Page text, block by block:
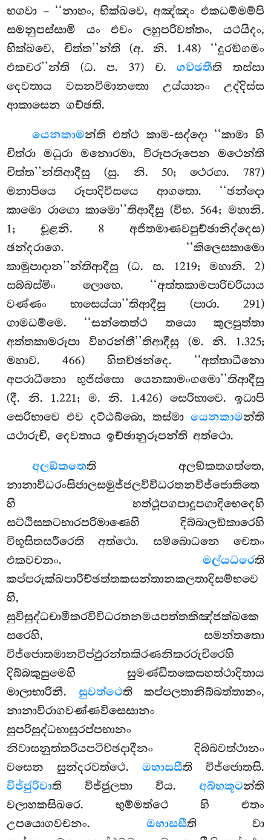
භගවා – ‘‘නාහං, භික්ඛවෙ, අඤ්ඤං එකධම්මම්පි
සමනුපස්සාමි යං එවං ලහුපරිවත්තං, යථයිදං,
භික්ඛවෙ, චිත්ත’’න්ති (අ. නි. 1.48) ‘‘දූරඞ්ගමං
එකචර’’න්ති (ධ. ප. 37) ච.ගච්ඡතීති තස්සා
දෙවතාය වසනවිමානතො උය්යානං උද්දිස්ස
ආකාසෙන ගච්ඡති.
යෙනකාමන්ති එත්ථ කාම-සද්දො ‘‘කාමා හි
චිත්රා මධුරා මනොරමා, විරූපරූපෙන මථෙන්ති
චිත්ත’’න්තිආදීසු (සු. නි. 50; ථෙරගා. 787)
මනාපියෙ රූපාදිවිසයෙ ආගතො. ‘‘ඡන්දො
කාමො රාගො කාමො’’තිආදීසු (විභ. 564; මහානි.
1; චූළනි. 8 අජිතමාණවපුච්ඡානිද්දෙස)
ඡන්දරාගෙ. ‘‘කිලෙසකාමො
කාමුපාදාන’’න්තිආදීසු (ධ. ස. 1219; මහානි. 2)
සබ්බස්මිං ලොභෙ. ‘‘අත්තකාමපාරිචරියාය
වණ්ණං භාසෙය්යා’’තිආදීසු (පාරා. 291)
ගාමධම්මෙ. ‘‘සන්තෙත්ථ තයො කුලපුත්තා
අත්තකාමරූපා විහරන්තී’’තිආදීසු (ම. නි. 1.325;
මහාව. 466) හිතච්ඡන්දෙ. ‘‘අත්තාධීනො
අපරාධීනො භුජිස්සො යෙනකාමංගමො’’තිආදීසු
(දී. නි. 1.221; ම. නි. 1.426) සෙරිභාවෙ. ඉධාපි
සෙරිභාවෙ එව දට්ඨබ්බො, තස්මා යෙනකාමන්ති
යථාරුචි, දෙවතාය ඉච්ඡානුරූපන්ති අත්ථො.
අලඞ්කතෙති අලඞ්කතගත්තෙ,
නානාවිධරංසිජාලසමුජ්ජලවිවිධරතනවිජ්ජොතිතෙ
හි හත්ථූපගපාදූපගාදිභෙදෙහි
සට්ඨිසකටභාරපරිමාණෙහි දිබ්බාලඞ්කාරෙහි
විභූසිතසරීරෙති අත්ථො. සම්බොධනෙ චෙතං
එකවචනං. මල්යධරෙති
කප්පරුක්ඛපාරිච්ඡත්තකසන්තානකලතාදිසම්භවෙ
හි,
සුවිසුද්ධචාමීකරවිවිධරතනමයපත්තකිඤ්ජක්ඛකෙ
සරෙහි, සමන්තතො
විජ්ජොතමානවිප්ඵුරන්තකිරණනිකරරුචිරෙහි
දිබ්බකුසුමෙහි සුමණ්ඩිතකෙසහත්ථාදිතාය
මාලාභාරිනී. සුවත්ථෙති කප්පලතානිබ්බත්තානං,
නානාවිරාගවණ්ණවිසෙසානං
සුපරිසුද්ධභාසුරප්පභානං
නිවාසනුත්තරියපටිච්ඡදාදීනං දිබ්බවත්ථානං
වසෙනසුන්දරවත්ථෙ. ඔභාසසීති විජ්ජොතසි.
විජ්ජුරිවාති විජ්ජුලතා විය. අබ්භකූටන්ති
වලාහකසිඛරෙ. භුම්මත්ථෙ හි එතං
උපයොගවචනං. ඔභාසසීති වා